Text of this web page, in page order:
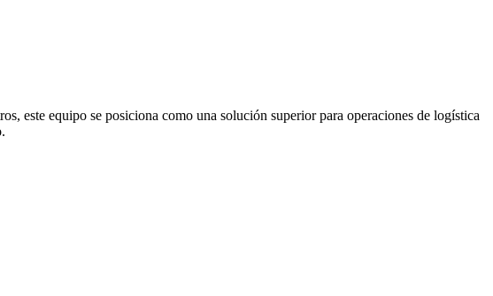
este equipo se posiciona como una solución superior para operaciones de logística